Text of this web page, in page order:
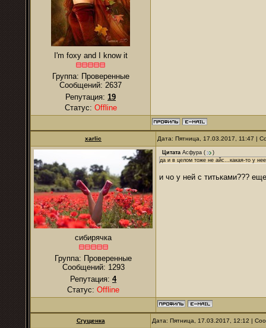
I'm foxy and I know it
Группа: Проверенные
Сообщений: 2637
Репутация: 19
Статус: Offline
xarlic Дата: Пятница, 17.03.2017, 11:47 |
сибирячка
Группа: Проверенные
Сообщений: 1293
Репутация: 4
Статус: Offline
Цитата Асфура (
)
да и в целом тоже не айс...какая-то у
и чо у ней с титьками???
Сгущенка Дата: Пятница, 17.03.2017, 12:12 |